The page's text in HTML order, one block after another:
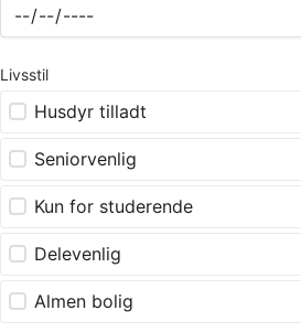
Livsstil
Husdyr tilladt
Seniorvenlig
Kun for studerende
Delevenlig
Almen bolig